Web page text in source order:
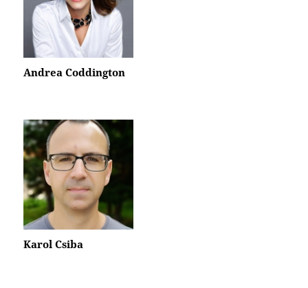
Andrea Coddington
Karol Csiba